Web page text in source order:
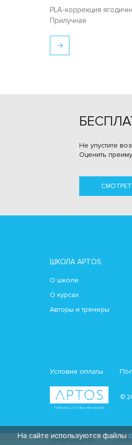
PLA-коррекция
Прилучная
Не упустите
Оценить
ШКОЛА APTOS
О школе
О курсах
Авторы и тренеры
Условие оплаты
©
Видеопортал
На сайте используются файлы